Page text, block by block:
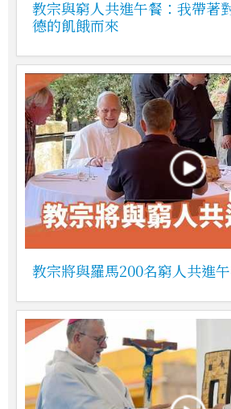
教宗與窮人共進午餐：我帶著
德的飢餓而來
教宗將與羅馬200名窮人共進